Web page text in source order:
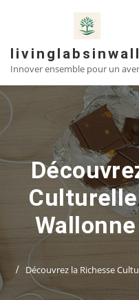
Innover ensemble pour un
Découvrez la Richesse